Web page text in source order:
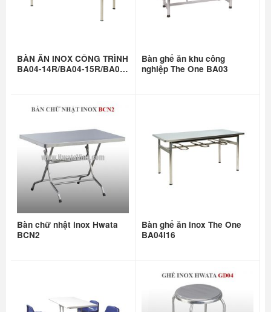
BÀN ĂN INOX CÔNG TRÌNH
BA04-14R/BA04-15R/BA04-
Bàn ghế ăn khu công
nghiệp The One BA03
Bàn chữ nhật inox Hwata
BCN2
Bàn ghế ăn inox The One
BA04I16